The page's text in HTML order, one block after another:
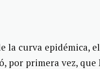
la curva epidémica,
por primera vez, que